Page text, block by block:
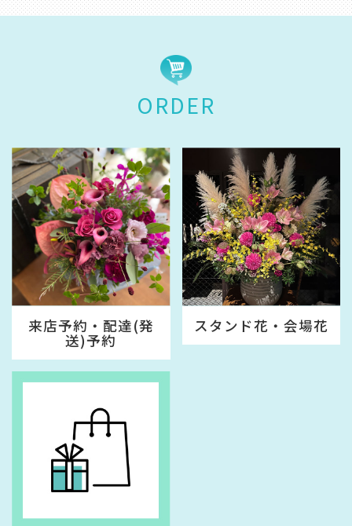
ORDER
来店予約・配達(発
送)予約
スタンド花・会場花